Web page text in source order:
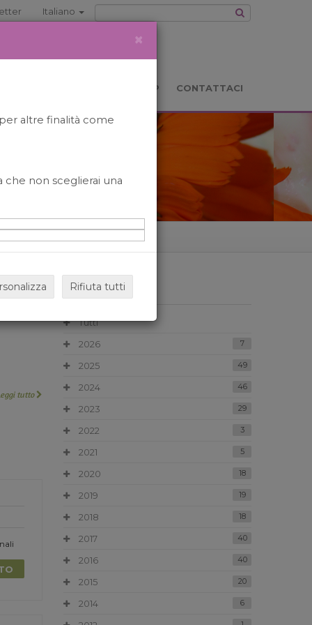
Italiano
BOOKSHOP CONTATTACI
tutto
ARCHIVIO
Tutti
2026
7
2025 49
2024 46
2023 29
2022 3
2021 5
2020 18
2019 19
2018 18
2017 40
2016 40
2015 20
2014 6
×
altre finalità come
che non sceglierai una
Rifiuta tutti